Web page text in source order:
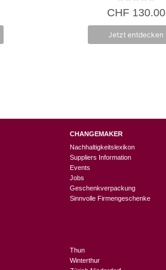
0
v
5
CHF130.00
Jetzt entdecken
CHANGEMAKER
Nachhaltigkeitslexikon
Suppliers Information
Events
Jobs
Geschenkverpackung
Sinnvolle Firmengeschenke
Thun
Winterthur